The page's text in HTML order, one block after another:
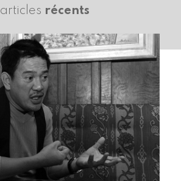
articles récents